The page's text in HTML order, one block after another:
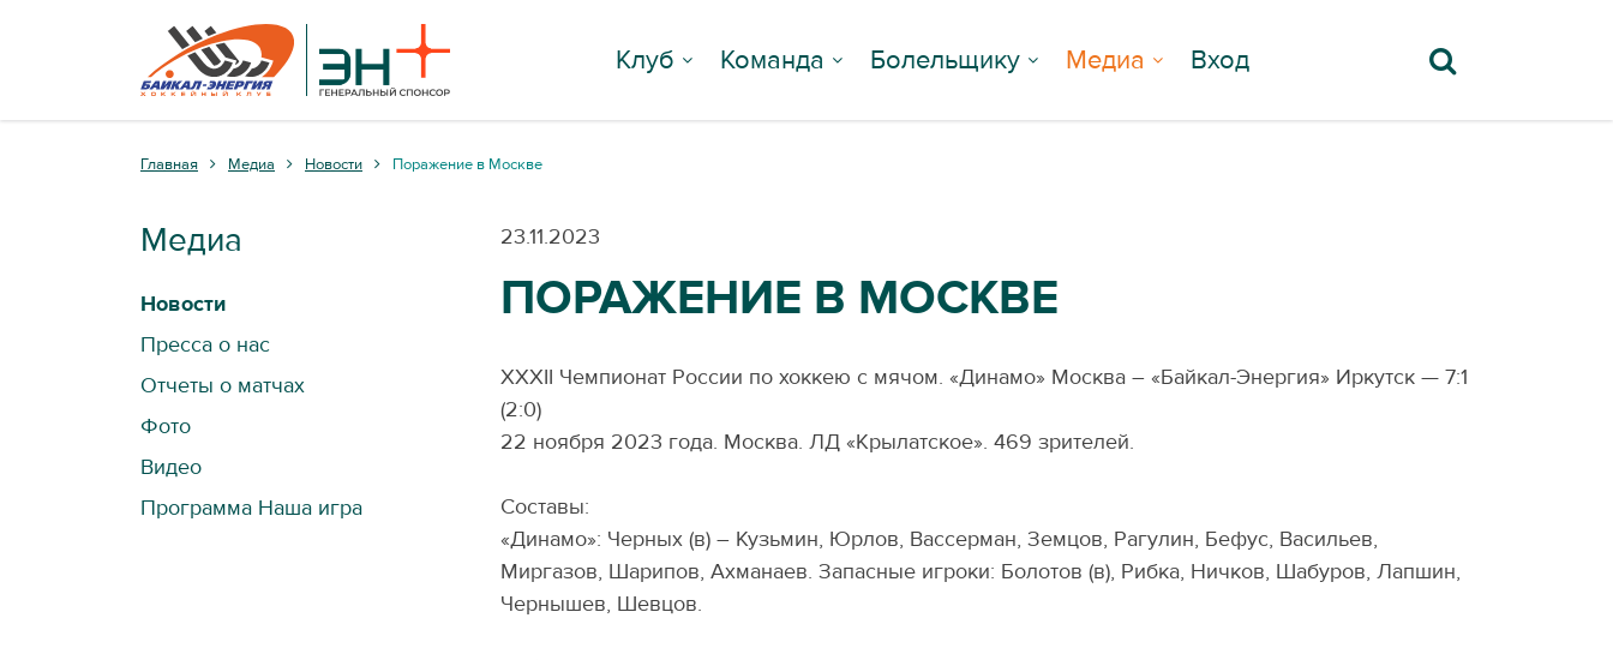
Клуб Команда Болельщику Медиа Вход
Главная Медиа Новости Поражение в Москве
23.11.2023
ПОРАЖЕНИЕ В МОСКВЕ
ХХХII Чемпионат России по хоккею с мячом. «Динамо» Москва – «Байкал-Энергия» Иркутск — 7:1
(2:0)
22 ноября 2023 года. Москва. ЛД «Крылатское». 469 зрителей.
Составы:
«Динамо»: Черных (в) – Кузьмин, Юрлов, Вассерман, Земцов, Рагулин, Бефус, Васильев,
Миргазов, Шарипов, Ахманаев. Запасные игроки: Болотов (в), Рибка, Ничков, Шабуров, Лапшин,
Чернышев, Шевцов.
Медиа
Новости
Пресса о нас
Отчеты о матчах
Фото
Видео
Программа Наша игра